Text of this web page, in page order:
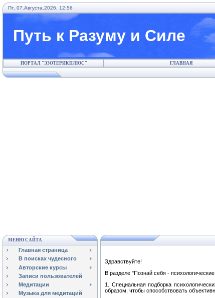
Пт, 07.Августа.2026, 12:56
Путь к Разуму и Силе
ПОРТАЛ "ЭЗОТЕРИКПЛЮС" ГЛАВНАЯ
МЕНЮ САЙТА
Главная страница
В поисках чудесного
Авторские курсы
Записи пользователей
Медитации
Музыка для медитаций
Здравствуйте!
В разделе "Познай себя -
1. Специальная подборка
образом, чтобы способствовать